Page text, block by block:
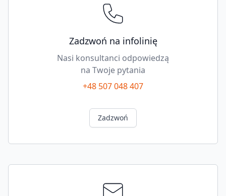
Zadzwoń na infolinię
Nasi konsultanci odpowiedzą
na Twoje pytania
+48 507 048 407
Zadzwoń